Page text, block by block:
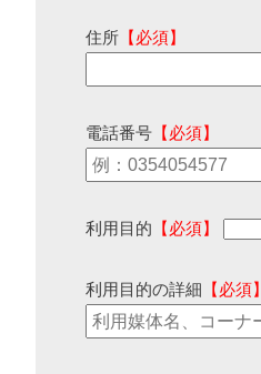
住所 【必須】
電話番号 【必須】
利用目的 【必須】
利用目的の詳細 【必須】